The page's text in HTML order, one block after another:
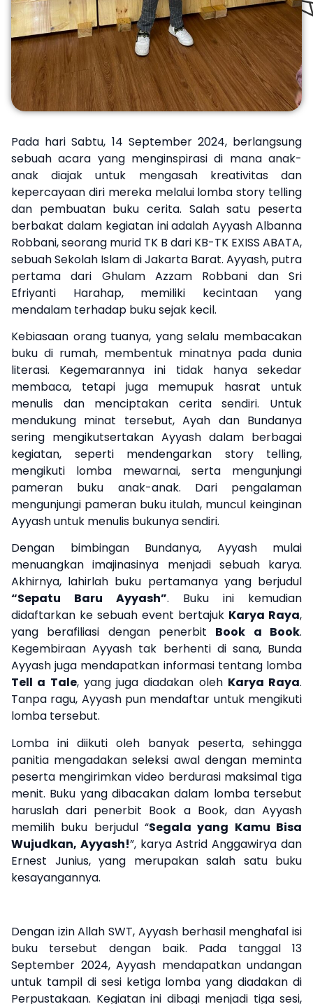
Pada hari Sabtu, 14 September 2024, berlangsung
sebuah acara yang menginspirasi di mana anak-
anak diajak untuk mengasah kreativitas dan
kepercayaan diri mereka melalui lomba story telling
dan pembuatan buku cerita. Salah satu peserta
berbakat dalam kegiatan ini adalah Ayyash Albanna
Robbani, seorang murid TK B dari KB-TK EXISS ABATA,
sebuah Sekolah Islam di Jakarta Barat. Ayyash, putra
pertama dari Ghulam Azzam Robbani dan Sri
Efriyanti Harahap, memiliki kecintaan yang
mendalam terhadap buku sejak kecil.
Kebiasaan orang tuanya, yang selalu membacakan
buku di rumah, membentuk minatnya pada dunia
literasi. Kegemarannya ini tidak hanya sekedar
membaca, tetapi juga memupuk hasrat untuk
menulis dan menciptakan cerita sendiri. Untuk
mendukung minat tersebut, Ayah dan Bundanya
sering mengikutsertakan Ayyash dalam berbagai
kegiatan, seperti mendengarkan story telling,
mengikuti lomba mewarnai, serta mengunjungi
pameran buku anak-anak. Dari pengalaman
mengunjungi pameran buku itulah, muncul keinginan
Ayyash untuk menulis bukunya sendiri.
Dengan bimbingan Bundanya, Ayyash mulai
menuangkan imajinasinya menjadi sebuah karya.
Akhirnya, lahirlah buku pertamanya yang berjudul
“Sepatu Baru Ayyash”. Buku ini kemudian
didaftarkan ke sebuah event bertajuk Karya Raya,
yang berafiliasi dengan penerbit Book a Book.
Kegembiraan Ayyash tak berhenti di sana, Bunda
Ayyash juga mendapatkan informasi tentang lomba
Tell a Tale, yang juga diadakan oleh Karya Raya.
Tanpa ragu, Ayyash pun mendaftar untuk mengikuti
lomba tersebut.
Lomba ini diikuti oleh banyak peserta, sehingga
panitia mengadakan seleksi awal dengan meminta
peserta mengirimkan video berdurasi maksimal tiga
menit. Buku yang dibacakan dalam lomba tersebut
haruslah dari penerbit Book a Book, dan Ayyash
memilih buku berjudul “Segala yang Kamu Bisa
Wujudkan, Ayyash!”, karya Astrid Anggawirya dan
Ernest Junius, yang merupakan salah satu buku
kesayangannya.
Dengan izin Allah SWT, Ayyash berhasil menghafal isi
buku tersebut dengan baik. Pada tanggal 13
September 2024, Ayyash mendapatkan undangan
untuk tampil di sesi ketiga lomba yang diadakan di
Perpustakaan. Kegiatan ini dibagi menjadi tiga sesi,